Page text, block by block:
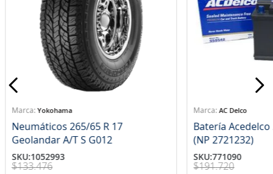
Yokohama
Neumáticos 265/65 R 17
Geolandar A/T S G012
SKU:1052993
$133.476
AC Delco
Batería Acedelco
(NP 2721232)
SKU:771090
$191.720